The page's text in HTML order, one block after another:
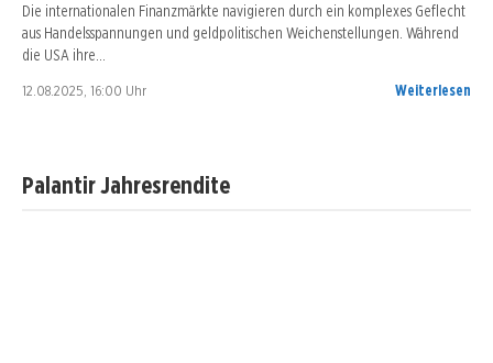
Die internationalen Finanzmärkte navigieren durch ein komplexes Geflecht
aus Handelsspannungen und geldpolitischen Weichenstellungen. Während
die USA ihre…
12.08.2025, 16:00 Uhr Weiterlesen
Palantir Jahresrendite